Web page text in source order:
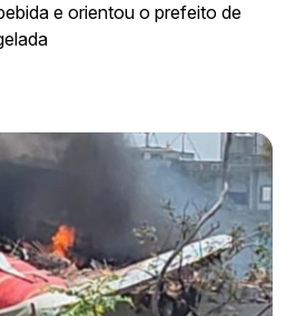
e orientou o prefeito de